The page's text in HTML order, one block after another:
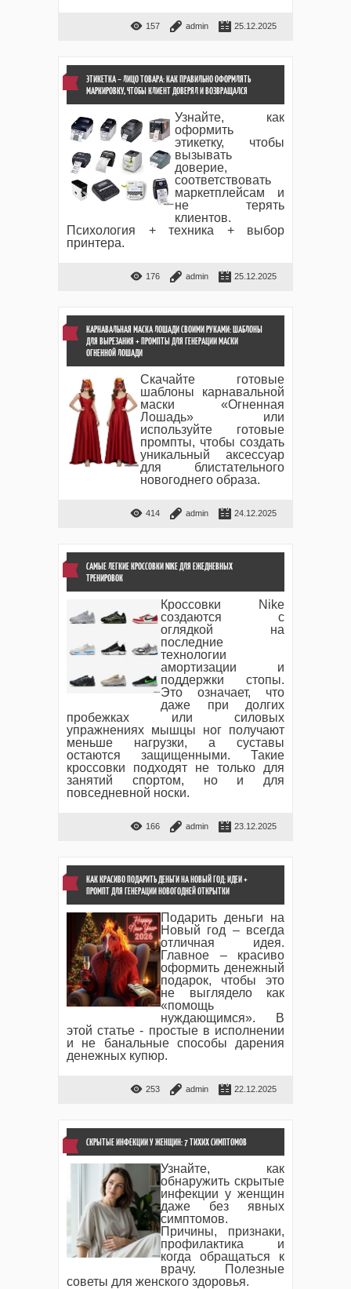
157 admin 25.12.2025
ЭТИКЕТКА – ЛИЦО ТОВАРА: КАК ПРАВИЛЬНО ОФОРМЛЯТЬ
МАРКИРОВКУ, ЧТОБЫ КЛИЕНТ ДОВЕРЯЛ И ВОЗВРАЩАЛСЯ
Узнайте, как
оформить
этикетку, чтобы
вызывать
доверие,
соответствовать
маркетплейсам и
не терять
клиентов.
Психология + техника + выбор
принтера.
176 admin 25.12.2025
КАРНАВАЛЬНАЯ МАСКА ЛОШАДИ СВОИМИ РУКАМИ: ШАБЛОНЫ
ДЛЯ ВЫРЕЗАНИЯ + ПРОМПТЫ ДЛЯ ГЕНЕРАЦИИ МАСКИ
ОГНЕННОЙ ЛОШАДИ
Скачайте готовые
шаблоны карнавальной
маски «Огненная
Лошадь» или
используйте готовые
промпты, чтобы создать
уникальный аксессуар
для блистательного
новогоднего образа.
414 admin 24.12.2025
САМЫЕ ЛЕГКИЕ КРОССОВКИ NIKE ДЛЯ ЕЖЕДНЕВНЫХ
ТРЕНИРОВОК
Кроссовки Nike
создаются с
оглядкой на
последние
технологии
амортизации и
поддержки стопы.
Это означает, что
даже при долгих
пробежках или силовых
упражнениях мышцы ног получают
меньше нагрузки, а суставы
остаются защищенными. Такие
кроссовки подходят не только для
занятий спортом, но и для
повседневной носки.
166 admin 23.12.2025
КАК КРАСИВО ПОДАРИТЬ ДЕНЬГИ НА НОВЫЙ ГОД: ИДЕИ +
ПРОМПТ ДЛЯ ГЕНЕРАЦИИ НОВОГОДНЕЙ ОТКРЫТКИ
Подарить деньги на
Новый год – всегда
отличная идея.
Главное – красиво
оформить денежный
подарок, чтобы это
не выглядело как
«помощь
нуждающимся». В
этой статье - простые в исполнении
и не банальные способы дарения
денежных купюр.
253 admin 22.12.2025
СКРЫТЫЕ ИНФЕКЦИИ У ЖЕНЩИН: 7 ТИХИХ СИМПТОМОВ
Узнайте, как
обнаружить скрытые
инфекции у женщин
даже без явных
симптомов.
Причины, признаки,
профилактика и
когда обращаться к
врачу. Полезные
советы для женского здоровья.